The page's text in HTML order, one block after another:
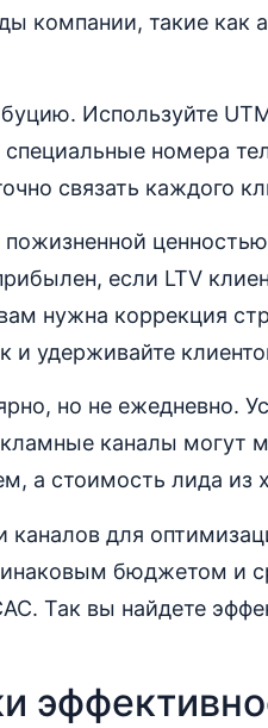
компании, такие как
Используйте
номера
связать каждого
если LTV
нужна коррекция
и удерживайте
но не ежедневно.
каналы могут
а стоимость лида из
каналов для
бюджетом и
Так вы найдете